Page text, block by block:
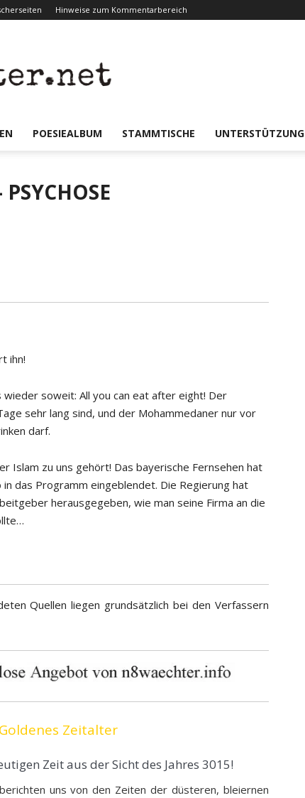
Hinweise zum Kommentarbereich
POESIEALBUM STAMMTISCHE UNTERSTÜTZUNG
ihn!
soweit: All you can eat after eight! Der
sehr lang sind, und der Mohammedaner nur vor
darf.
Islam zu uns gehört! Das bayerische Fernsehen hat
das Programm eingeblendet. Die Regierung hat
herausgegeben, wie man seine Firma an die
Quellen liegen grundsätzlich bei den Verfassern
Zeitalter
Zeit aus der Sicht des Jahres 3015!
uns von den Zeiten der düsteren, bleiernen